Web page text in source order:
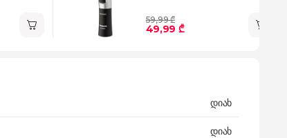
59,99 ₾
49,99 ₾
დიახ
დიახ